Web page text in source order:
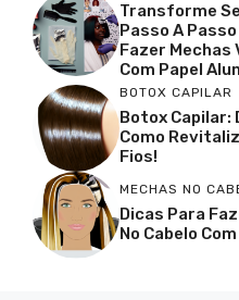
Transforme
Passo A Passo
Fazer Mechas
Com Papel
BOTOX CAPILAR
Botox Capilar:
Como
Fios!
MECHAS NO
Dicas Para
No Cabelo